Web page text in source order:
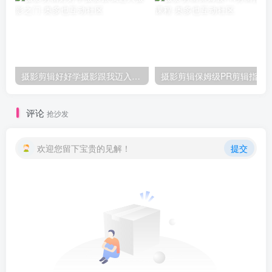
摄影剪辑好好学摄影跟我迈入摄影之门
评论 抢沙发
欢迎您留下宝贵的见解！ 提交